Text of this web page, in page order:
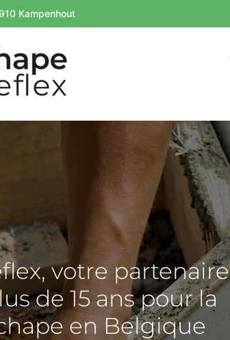
Kampenhout
votre partenaire
de 15 ans pour la
en Belgique